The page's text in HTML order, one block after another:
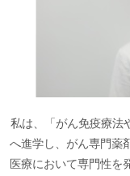
私は、「がん免疫療法
へ進学し、がん専門薬
医療において専門性を